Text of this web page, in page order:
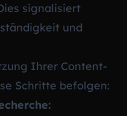
signalisiert
und
Ihrer Content-
Schritte befolgen: